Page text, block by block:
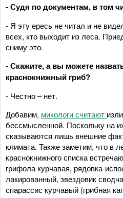
- Судя по документам, в том
- Я эту ересь не читал и не
всех, кто выходит из леса.
сниму это.
- Скажите, а вы можете
краснокнижный гриб?
- Честно – нет.
Добавим, микологи считают
бессмысленной. Поскольку на
сказываются лишь внешние
климата. Также заметим, что в
краснокнижного списка
грифола курчавая, рядовка-
лакированный, звездовик
спарассис курчавый (грибная